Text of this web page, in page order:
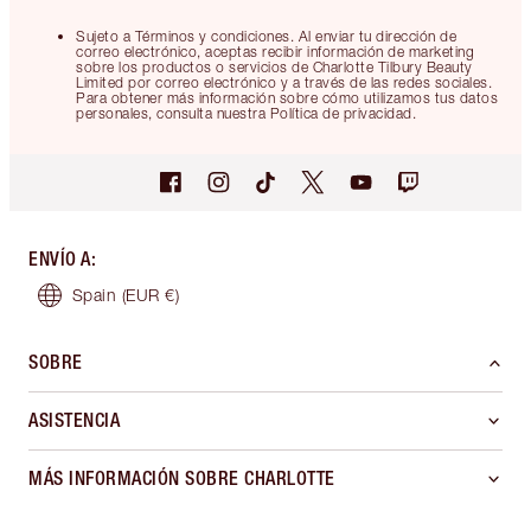
Sujeto a Términos y condiciones. Al enviar tu dirección de
correo electrónico, aceptas recibir información de marketing
sobre los productos o servicios de Charlotte Tilbury Beauty
Limited por correo electrónico y a través de las redes sociales.
Para obtener más información sobre cómo utilizamos tus datos
personales, consulta nuestra Política de privacidad.
ENVÍO A:
Spain (EUR €)
SOBRE
ASISTENCIA
MÁS INFORMACIÓN SOBRE CHARLOTTE